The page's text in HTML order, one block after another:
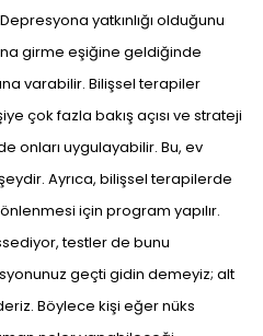
yatkınlığı olduğunu
girme eşiğine geldiğinde
varabilir. Bilişsel terapiler
çok fazla bakış açısı ve strateji
onları uygulayabilir. Bu, ev
Ayrıca, bilişsel terapilerde
için program yapılır.
testler de bunu
geçti gidin demeyiz; alt
Böylece kişi eğer nüks